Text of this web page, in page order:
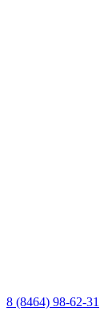
8 (8464) 98-62-31